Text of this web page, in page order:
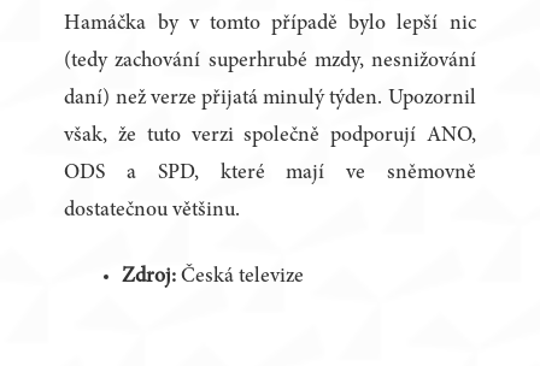
Hamáčka by v tomto případě bylo lepší nic
(tedy zachování superhrubé mzdy, nesnižování
daní) než verze přijatá minulý týden. Upozornil
však, že tuto verzi společně podporují ANO,
ODS a SPD, které mají ve sněmovně
dostatečnou většinu.
Zdroj: Česká televize